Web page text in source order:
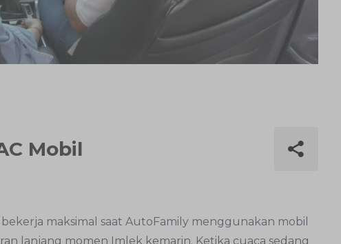
Mobil
maksimal saat AutoFamily menggunakan mobil
lanjang momen Imlek kemarin. Ketika cuaca sedang